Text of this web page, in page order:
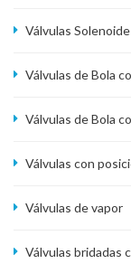
Válvulas
Válvulas de Bola
Válvulas de Bola
Válvulas con
Válvulas de vapor
Válvulas bridadas